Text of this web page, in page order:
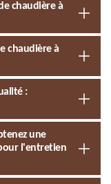
chaudière à
chaudière à
:
une
l'entretien